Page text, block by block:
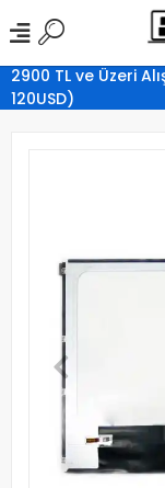
2900 TL ve Üzeri
120USD)